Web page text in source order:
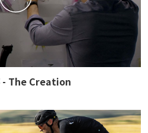
- The Creation